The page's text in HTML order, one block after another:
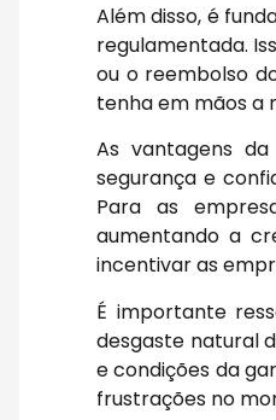
Além disso, é
regulamentada.
ou o reembolso
tenha em mãos a
As vantagens
segurança e
Para as
aumentando a
incentivar as
É importante
desgaste natural
e condições da
frustrações no